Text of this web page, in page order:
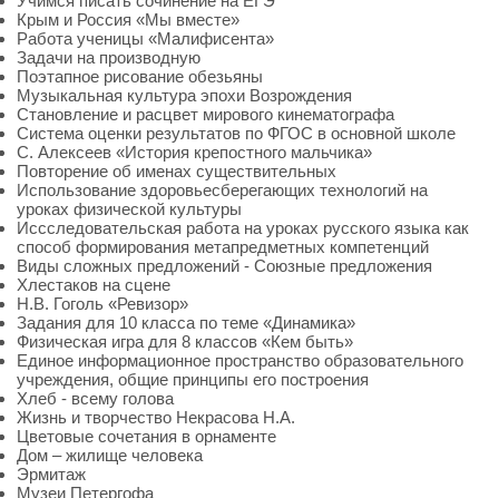
Крым и Россия «Мы вместе»
Работа ученицы «Малифисента»
Задачи на производную
Поэтапное рисование обезьяны
Музыкальная культура эпохи Возрождения
Становление и расцвет мирового кинематографа
Система оценки результатов по ФГОС в основной школе
С. Алексеев «История крепостного мальчика»
Повторение об именах существительных
Использование здоровьесберегающих технологий на
уроках физической культуры
Иссследовательская работа на уроках русского языка как
способ формирования метапредметных компетенций
Виды сложных предложений - Союзные предложения
Хлестаков на сцене
Н.В. Гоголь «Ревизор»
Задания для 10 класса по теме «Динамика»
Физическая игра для 8 классов «Кем быть»
Единое информационное пространство образовательного
учреждения, общие принципы его построения
Хлеб - всему голова
Жизнь и творчество Некрасова Н.А.
Цветовые сочетания в орнаменте
Дом – жилище человека
Эрмитаж
Музеи Петергофа